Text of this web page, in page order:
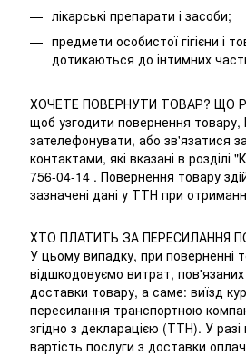
лікарські препарати і засоби;
предмети особистої гігієни і
дотикаються до інтимних
ХОЧЕТЕ ПОВЕРНУТИ ТОВАР? ЩО
щоб узгодити повернення товару,
зателефонувати, або зв'язатися
контактами, які вказані в розділі
756-04-14 . Повернення товару
зазначені дані у ТТН при
ХТО ПЛАТИТЬ ЗА ПЕРЕСИЛАННЯ
У цьому випадку, при поверненні
відшкодовуємо витрат, пов'язаних
доставки товару, а саме: виїзд
пересилання транспортною
згідно з декларацією (ТТН). У разі
вартість послуги з доставки